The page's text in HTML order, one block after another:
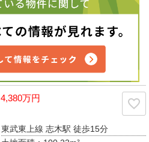
4,380万円
東武東上線 志木駅徒歩15分